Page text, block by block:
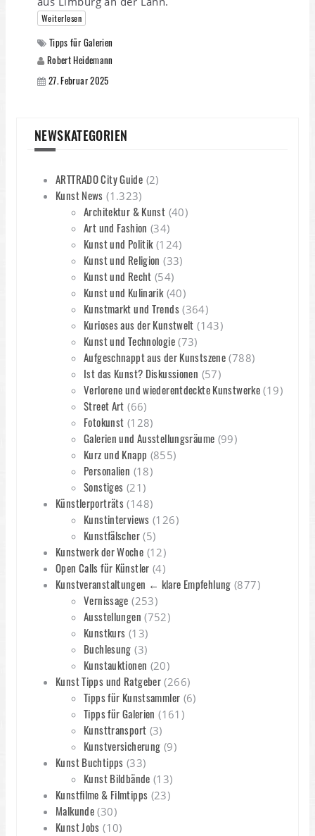
Weiterlesen
Tipps für Galerien
Robert Heidemann
27. Februar 2025
NEWSKATEGORIEN
ARTTRADO City Guide (2)
Kunst News (1.323)
Architektur & Kunst (40)
Art und Fashion (34)
Kunst und Politik(124)
Kunst und Religion (33)
Kunst und Recht (54)
Kunst und Kulinarik(40)
Kunstmarkt und Trends(364)
Kurioses aus der Kunstwelt (143)
Kunst und Technologie(73)
Aufgeschnappt aus der Kunstszene (788)
Ist das Kunst? Diskussionen (57)
Verlorene und wiederentdeckte Kunstwerke (19)
Street Art (66)
Fotokunst (128)
Galerien und Ausstellungsräume (99)
Kurz und Knapp (855)
Personalien (18)
Sonstiges (21)
Künstlerporträts (148)
Kunstinterviews (126)
Kunstfälscher(5)
Kunstwerk der Woche (12)
Open Calls für Künstler (4)
Kunstveranstaltungen ← klare Empfehlung (877)
Vernissage (253)
Ausstellungen (752)
Kunstkurs (13)
Buchlesung (3)
Kunstauktionen (20)
Kunst Tipps und Ratgeber (266)
Tipps für Kunstsammler (6)
Tipps für Galerien (161)
Kunsttransport (3)
Kunstversicherung (9)
Kunst Buchtipps (33)
Kunst Bildbände (13)
Kunstfilme & Filmtipps (23)
Malkunde (30)
Kunst Jobs (10)